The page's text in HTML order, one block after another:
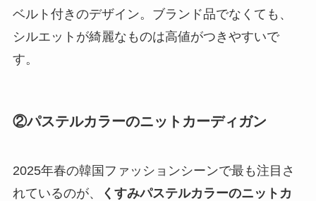
ベルト付きのデザイン。ブランド品でなくても、
シルエットが綺麗なものは高値がつきやすいで
す。
②パステルカラーのニットカーディガン
2025年春の韓国ファッションシーンで最も注目さ
れているのが、
くすみパステルカラーのニットカ